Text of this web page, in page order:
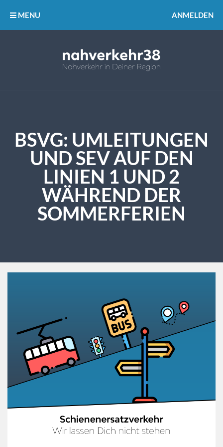
MENU ANMELDEN
BSVG: UMLEITUNGEN
UND SEV AUF DEN
LINIEN 1 UND 2
WÄHREND DER
SOMMERFERIEN